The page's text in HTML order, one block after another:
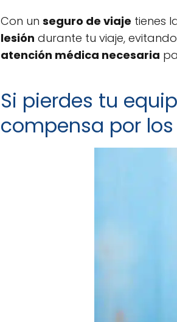
Con un seguro de viaje tienes
lesión durante tu viaje,
atención médica necesaria
Si pierdes tu
compensa por